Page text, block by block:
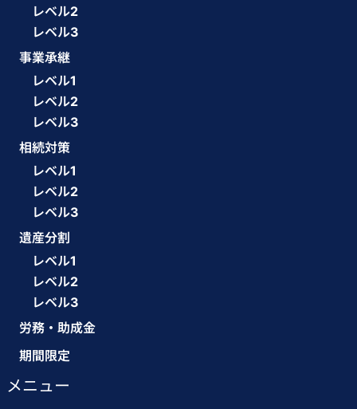
レベル2
レベル3
事業承継
レベル1
レベル2
レベル3
相続対策
レベル1
レベル2
レベル3
遺産分割
レベル1
レベル2
レベル3
労務・助成金
期間限定
メニュー